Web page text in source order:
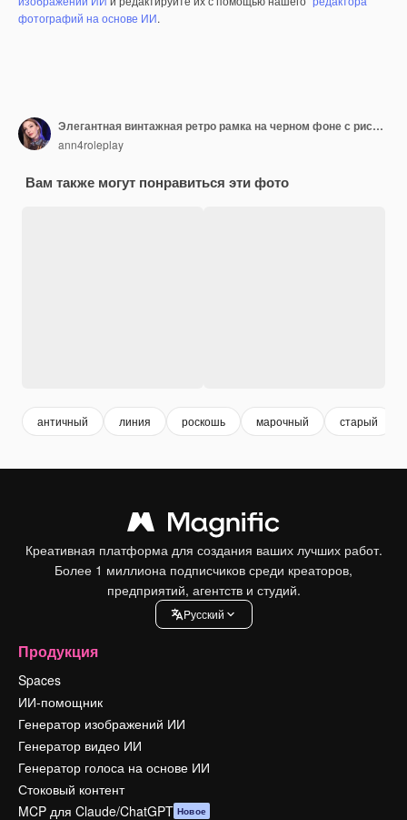
фотографий на основе ИИ.
Элегантная винтажная ретро рамка на черном фоне с рисунками с текстом Векторная иллюстрация
ann4roleplay
Вам также могут понравиться эти фото
античный линия роскошь марочный старый
Креативная платформа для создания ваших лучших работ.
Более 1 миллиона подписчиков среди креаторов,
предприятий, агентств и студий.
Pусский
Продукция
Spaces
ИИ-помощник
Генератор изображений ИИ
Генератор видео ИИ
Генератор голоса на основе ИИ
Стоковый контент
MCP для Claude/ChatGPT Новое